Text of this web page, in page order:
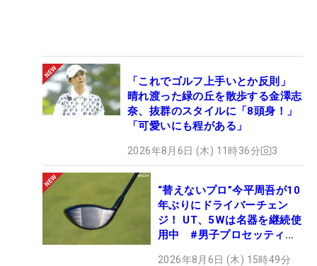
「これでゴルフ上手いとか反則」
晴れ渡った緑の丘を散歩する金澤志
奈、抜群のスタイルに「8頭身！」
「可愛いにも程がある」
2026年8月6日 (木) 11時36分 3
“替えないプロ”今平周吾が10
年ぶりにドライバーチェン
ジ！ UT、5Wは名器を継続使
用中 #男子プロセッティン
2026年8月6日 (木) 15時49分